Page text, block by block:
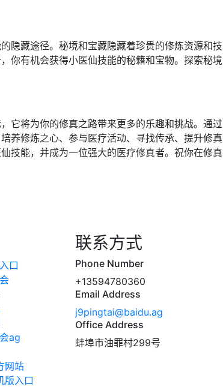
隐藏途径。秘境和宝藏隐藏着珍贵的修炼资源和技
你有机会获得小医仙技能的秘籍和宝物。探索秘境
它将为你的修真之路带来更多的乐趣和挑战。通过
养修炼之心、参与医疗活动、寻找传承、提升修真
技能，并成为一位强大的医疗修真者。祝你在修真
口
ag
网站
版入口
联系方式
Phone Number
+13594780360
Email Address
j9pingtai@baidu.ag
Office Address
蚌埠市油罪村299号